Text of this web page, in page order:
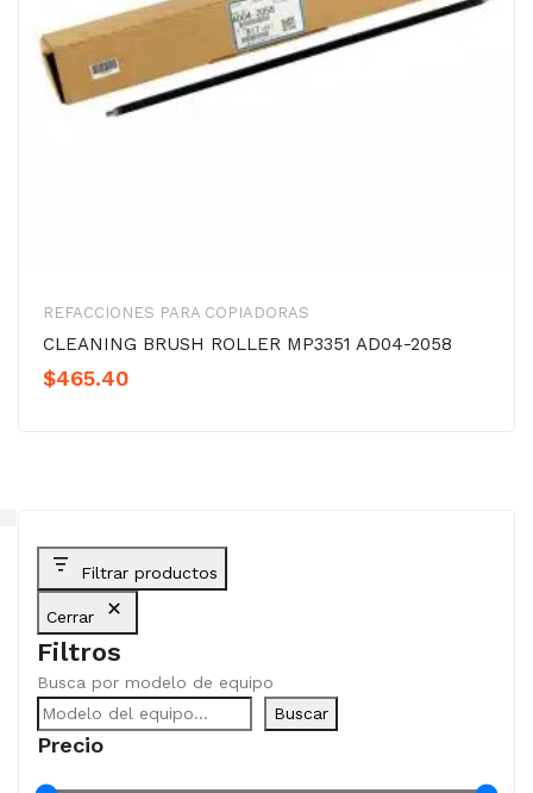
REFACCIONES PARA COPIADORAS
CLEANING BRUSH ROLLER MP3351 AD04-2058
$465.40
Filtrar productos
Cerrar
Filtros
Busca por modelo de equipo
Buscar
Precio